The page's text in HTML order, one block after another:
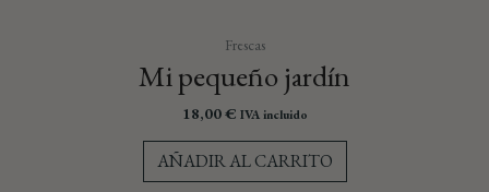
Frescas
Mi pequeño jardín
18,00€ IVA incluido
AÑADIR AL CARRITO